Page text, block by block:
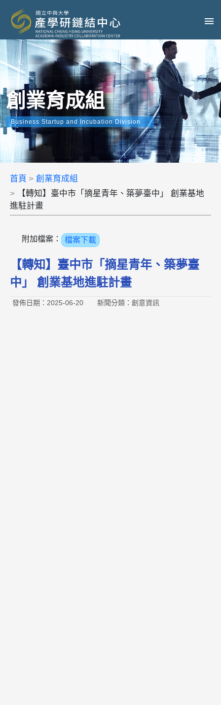
創業育成組
Business Startup and Incubation Division
首頁
創業育成組
【轉知】臺中市「摘星青年、築夢臺中」 創業基地
進駐計畫
附加檔案： 檔案下載
【轉知】臺中市「摘星青年、築夢臺
中」 創業基地進駐計畫
發佈日期：2025-06-20 新聞分類：創意資訊